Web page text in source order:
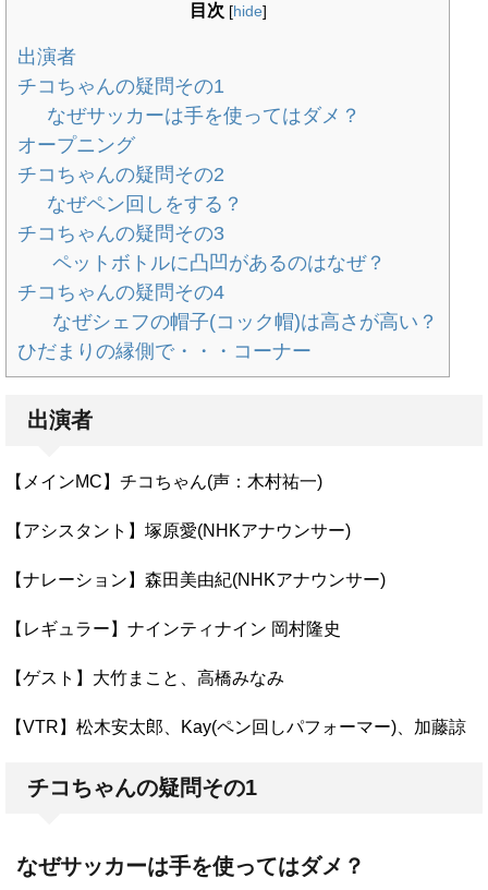
目次 [hide]
出演者
チコちゃんの疑問その1
なぜサッカーは手を使ってはダメ？
オープニング
チコちゃんの疑問その2
なぜペン回しをする？
チコちゃんの疑問その3
ペットボトルに凸凹があるのはなぜ？
チコちゃんの疑問その4
なぜシェフの帽子(コック帽)は高さが高い？
ひだまりの縁側で・・・コーナー
出演者
【メインMC】チコちゃん(声：木村祐一)
【アシスタント】塚原愛(NHKアナウンサー)
【ナレーション】森田美由紀(NHKアナウンサー)
【レギュラー】ナインティナイン 岡村隆史
【ゲスト】大竹まこと、高橋みなみ
【VTR】松木安太郎、Kay(ペン回しパフォーマー)、加藤諒
チコちゃんの疑問その1
なぜサッカーは手を使ってはダメ？